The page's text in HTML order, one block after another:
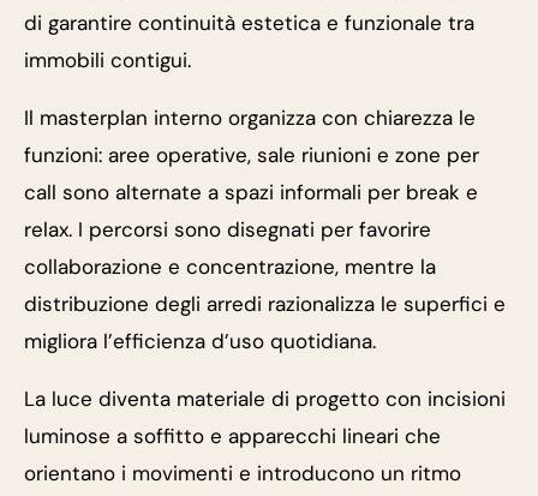
di garantire continuità estetica e funzionale tra
immobili contigui.
Il masterplan interno organizza con chiarezza le
funzioni: aree operative, sale riunioni e zone per
call sono alternate a spazi informali per break e
relax. I percorsi sono disegnati per favorire
collaborazione e concentrazione, mentre la
distribuzione degli arredi razionalizza le superfici e
migliora l’efficienza d’uso quotidiana.
La luce diventa materiale di progetto con incisioni
luminose a soffitto e apparecchi lineari che
orientano i movimenti e introducono un ritmo